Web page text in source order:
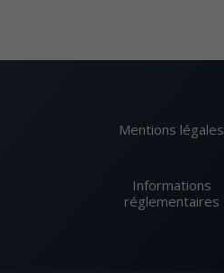
Mentions légales
Informations
réglementaires